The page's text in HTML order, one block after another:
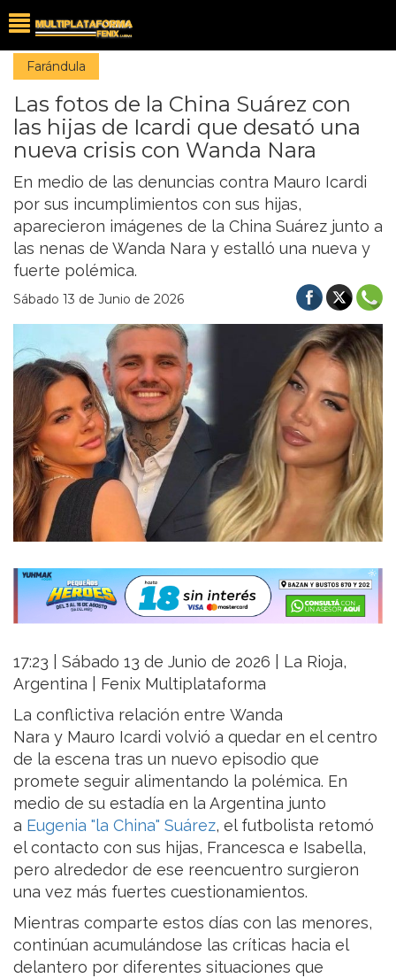
Farándula
Las fotos de la China Suárez con
las hijas de Icardi que desató una
nueva crisis con Wanda Nara
En medio de las denuncias contra Mauro Icardi
por sus incumplimientos con sus hijas,
aparecieron imágenes de la China Suárez junto a
las nenas de Wanda Nara y estalló una nueva y
fuerte polémica.
Sábado 13 de Junio de 2026
17:23 | Sábado 13 de Junio de 2026 | La Rioja,
Argentina | Fenix Multiplataforma
La conflictiva relación entre Wanda
Nara y Mauro Icardi volvió a quedar en el centro
de la escena tras un nuevo episodio que
promete seguir alimentando la polémica. En
medio de su estadía en la Argentina junto
a Eugenia "la China" Suárez, el futbolista retomó
el contacto con sus hijas, Francesca e Isabella,
pero alrededor de ese reencuentro surgieron
una vez más fuertes cuestionamientos.
Mientras comparte estos días con las menores,
continúan acumulándose las críticas hacia el
delantero por diferentes situaciones que